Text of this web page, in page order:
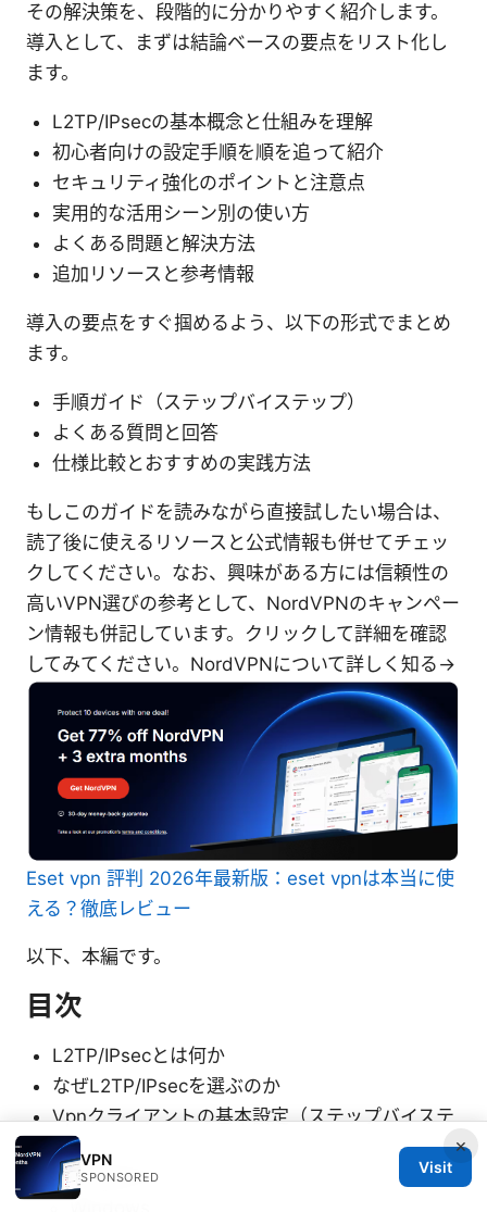
その解決策を、段階的に分かりやすく紹介します。
導入として、まずは結論ベースの要点をリスト化し
ます。
L2TP/IPsecの基本概念と仕組みを理解
初心者向けの設定手順を順を追って紹介
セキュリティ強化のポイントと注意点
実用的な活用シーン別の使い方
よくある問題と解決方法
追加リソースと参考情報
導入の要点をすぐ掴めるよう、以下の形式でまとめ
ます。
手順ガイド（ステップバイステップ）
よくある質問と回答
仕様比較とおすすめの実践方法
もしこのガイドを読みながら直接試したい場合は、
読了後に使えるリソースと公式情報も併せてチェッ
クしてください。なお、興味がある方には信頼性の
高いVPN選びの参考として、NordVPNのキャンペー
ン情報も併記しています。クリックして詳細を確認
してみてください。NordVPNについて詳しく知る→
Eset vpn 評判 2026年最新版：eset vpnは本当に使
える？徹底レビュー
以下、本編です。
目次
L2TP/IPsecとは何か
なぜL2TP/IPsecを選ぶのか
Vpnクライアントの基本設定（ステップバイステ
ップ）
OS別設定ガイド
×
VPN
SPONSORED
Visit